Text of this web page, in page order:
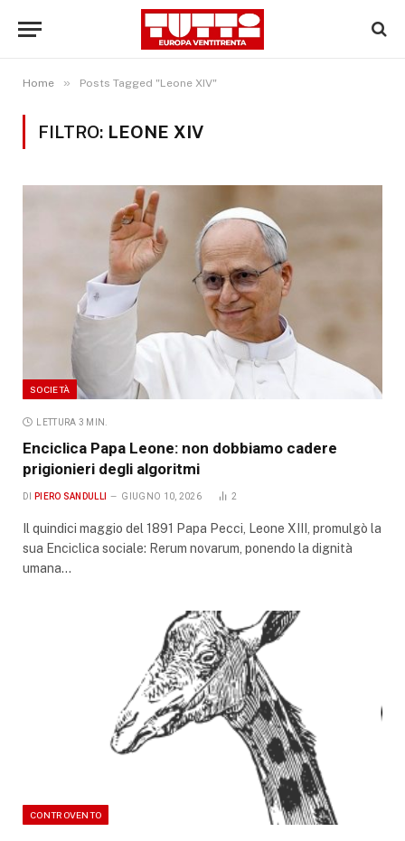
Home » Posts Tagged "Leone XIV"
FILTRO: LEONE XIV
SOCIETÀ
LETTURA 3 MIN.
Enciclica Papa Leone: non dobbiamo cadere
prigionieri degli algoritmi
DI PIERO SANDULLI GIUGNO 10, 2026 2
Il quindici maggio del 1891 Papa Pecci, Leone XIII, promulgò la
sua Enciclica sociale: Rerum novarum, ponendo la dignità
umana…
CONTROVENTO